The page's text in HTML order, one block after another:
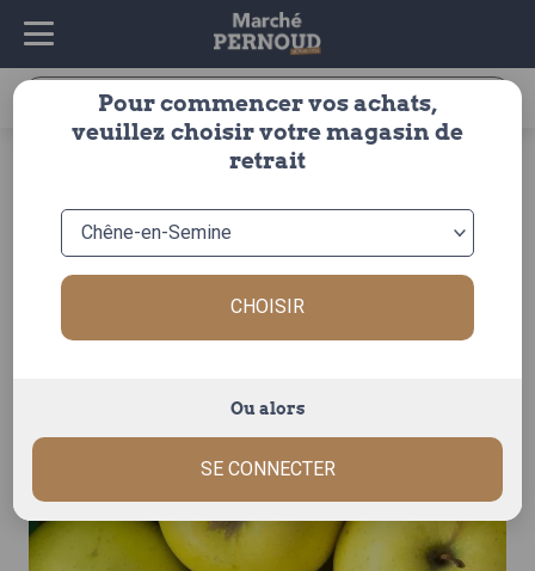
Recherche
fruits & légumes> fruits>
Pour commencer vos achats,
veuillez choisir votre magasin de
retrait
CHOISIR
Ou alors
SE CONNECTER